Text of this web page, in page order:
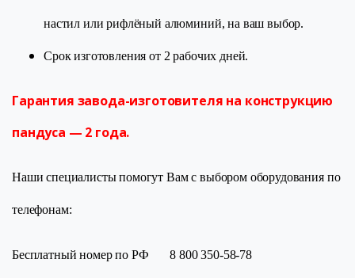
настил или рифлёный алюминий, на ваш выбор.
Срок изготовления от 2 рабочих дней.
Гарантия завода-изготовителя на конструкцию
пандуса — 2 года.
Наши специалисты помогут Вам с выбором оборудования по
телефонам:
Бесплатный номер по РФ 8 800 350-58-78